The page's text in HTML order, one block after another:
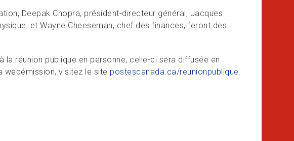
Deepak Chopra, président-directeur général, Jacques
et Wayne Cheeseman, chef des finances, feront des
réunion publique en personne, celle-ci sera diffusée en
webémission, visitez le site postescanada.ca/reunionpublique.